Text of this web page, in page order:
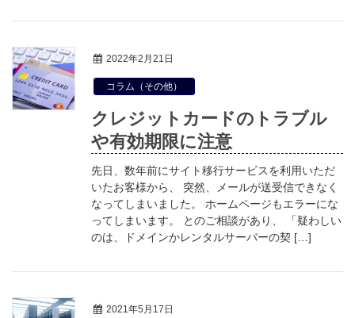
2022年2月21日
コラム（その他）
クレジットカードのトラブル
や有効期限に注意
先日、数年前にサイト移行サービスを利用いただ
いたお客様から、 突然、メールが送受信できなく
なってしまいました。 ホームページもエラーにな
ってしまいます。 とのご相談があり、 「疑わしい
のは、ドメインかレンタルサーバーの契 […]
2021年5月17日